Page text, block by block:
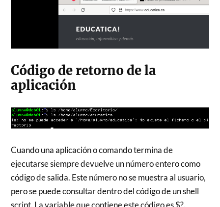
Código de retorno de la
aplicación
Cuando una aplicación o comando termina de
ejecutarse siempre devuelve un número entero como
código de salida. Este número no se muestra al usuario,
pero se puede consultar dentro del código de un shell
script. La variable que contiene este código es $?.